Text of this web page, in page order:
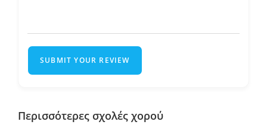
SUBMIT YOUR REVIEW
Περισσότερες σχολές χορού